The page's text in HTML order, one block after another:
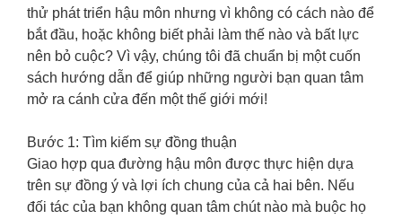
thử phát triển hậu môn nhưng vì không có cách nào để
bắt đầu, hoặc không biết phải làm thế nào và bất lực
nên bỏ cuộc? Vì vậy, chúng tôi đã chuẩn bị một cuốn
sách hướng dẫn để giúp những người bạn quan tâm
mở ra cánh cửa đến một thế giới mới!
Bước 1: Tìm kiếm sự đồng thuận
Giao hợp qua đường hậu môn được thực hiện dựa
trên sự đồng ý và lợi ích chung của cả hai bên. Nếu
đối tác của bạn không quan tâm chút nào mà buộc họ